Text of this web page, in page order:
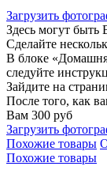
Загрузить
Здесь могут быть
Сделайте
В блоке
следуйте
Зайдите на
После того, как
Вам 300 руб
Загрузить
Похожие товары
Похожие товары